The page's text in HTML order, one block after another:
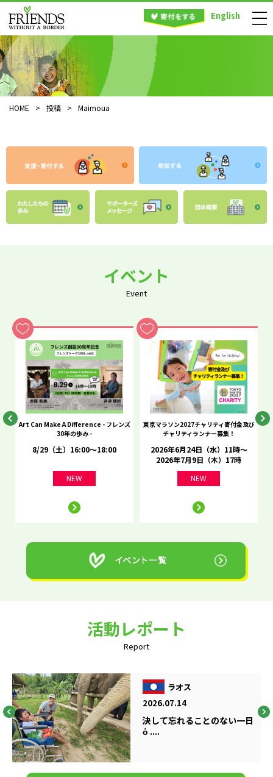
English
HOME > 投稿 > Maimoua
イベント
Event
Art Can Make A Difference - フレンズ
30年の歩み -
8/29（土）16:00～18:00
NEW
東京マラソン2027チャリティ寄付金及び
チャリティランナー募集！
2026年6月24日（水）11時～
2026年7月9日（木）17時
NEW
活動レポート
Report
ラオス
2026.07.14
決して忘れることのない一日
ὁ ....